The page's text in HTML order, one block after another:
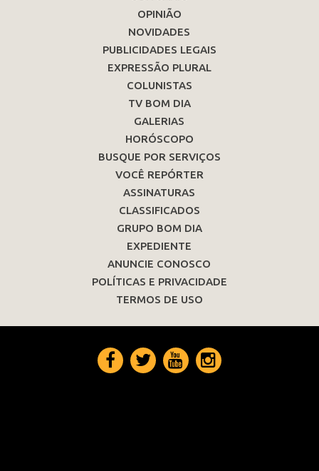
OPINIÃO
NOVIDADES
PUBLICIDADES LEGAIS
EXPRESSÃO PLURAL
COLUNISTAS
TV BOM DIA
GALERIAS
HORÓSCOPO
BUSQUE POR SERVIÇOS
VOCÊ REPÓRTER
ASSINATURAS
CLASSIFICADOS
GRUPO BOM DIA
EXPEDIENTE
ANUNCIE CONOSCO
POLÍTICAS E PRIVACIDADE
TERMOS DE USO